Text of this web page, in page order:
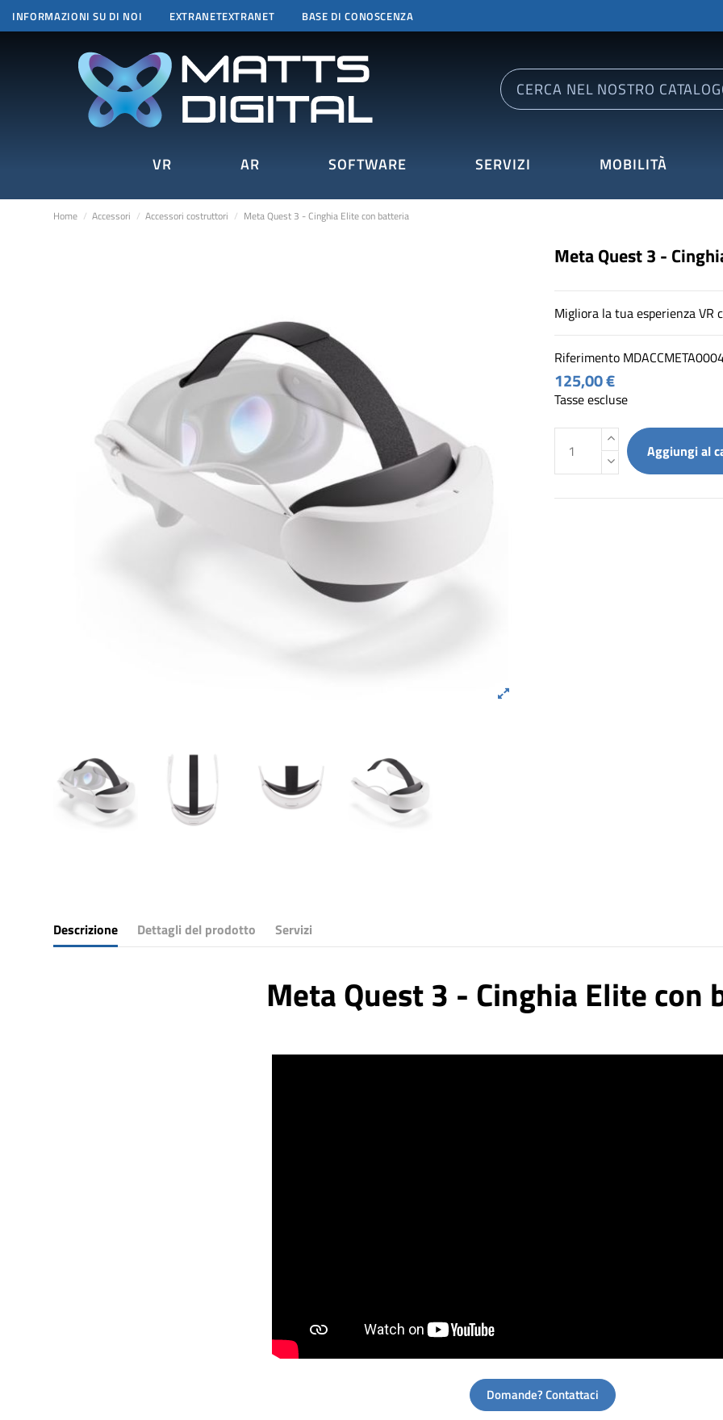
INFORMAZIONI SU DI NOI EXTRANETEXTRANET BASE DI CONOSCENZA
VR AR SOFTWARE SERVIZI MOBILITÀ
Home Accessori Accessori costruttori Meta Quest 3 - Cinghia Elite con batteria
Meta Quest 3 -
Migliora la tua esperienza VR
Riferimento
125,00 €
Tasse escluse
Aggiungi al
Descrizione Dettagli del prodotto Servizi
Meta Quest 3 - Cinghia Elite con
Domande? Contattaci